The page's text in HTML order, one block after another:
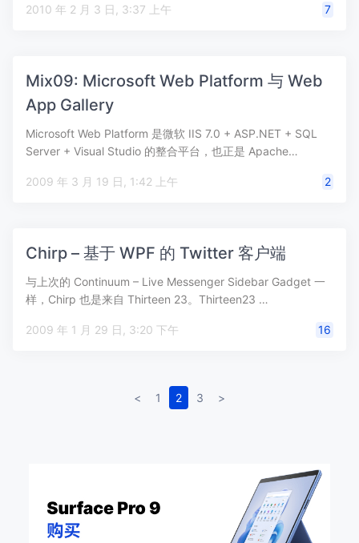
2010 年 2 月 3 日, 3:37 上午 7
Mix09: Microsoft Web Platform 与 Web
App Gallery
Microsoft Web Platform 是微软 IIS 7.0 + ASP.NET + SQL
Server + Visual Studio 的整合平台，也正是 Apache…
2009 年 3 月 19 日, 1:42 上午 2
Chirp – 基于 WPF 的 Twitter 客户端
与上次的 Continuum – Live Messenger Sidebar Gadget 一
样，Chirp 也是来自 Thirteen 23。Thirteen23 …
2009 年 1 月 29 日, 3:20 下午 16
< 1 2 3 >